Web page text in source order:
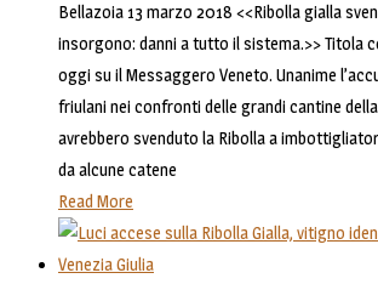
Bellazoia 13 marzo 2018 <<Ribolla gialla
insorgono: danni a tutto il sistema.>> Titola
oggi su il Messaggero Veneto. Unanime
friulani nei confronti delle grandi cantine
avrebbero svenduto la Ribolla a
da alcune catene
Read More